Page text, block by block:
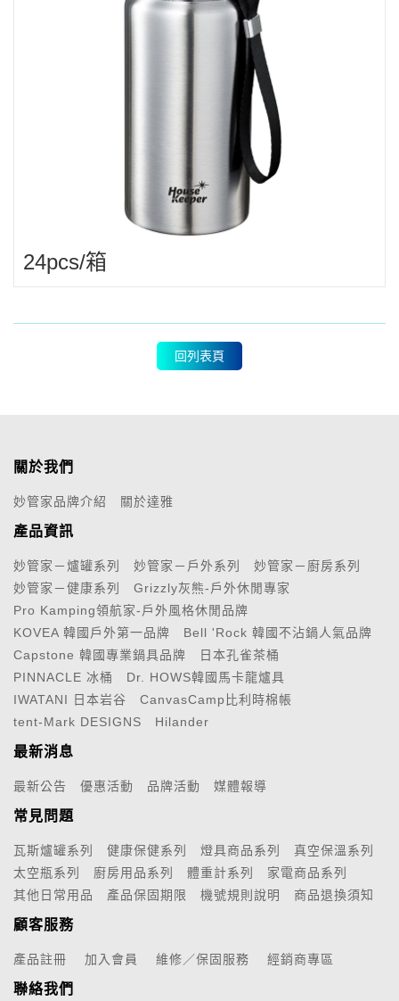
24pcs/箱
回列表頁
關於我們
妙管家品牌介紹 關於達雅
產品資訊
妙管家－爐罐系列 妙管家－戶外系列
妙管家－廚房系列
妙管家－健康系列
Grizzly灰熊-戶外休閒專家
Pro Kamping領航家-戶外風格休閒品牌
KOVEA 韓國戶外第一品牌
Bell 'Rock 韓國不沾鍋人氣品牌
Capstone 韓國專業鍋具品牌
日本孔雀茶桶
PINNACLE 冰桶
Dr. HOWS韓國馬卡龍爐具
IWATANI 日本岩谷
CanvasCamp比利時棉帳
tent-Mark DESIGNS
Hilander
最新消息
最新公告 優惠活動 品牌活動 媒體報導
常見問題
瓦斯爐罐系列 健康保健系列 燈具商品系列
真空保溫系列
太空瓶系列
廚房用品系列 體重計系列
家電商品系列
其他日常用品
產品保固期限 機號規則說明 商品退換須知
顧客服務
產品註冊 加入會員 維修／保固服務 經銷商專區
聯絡我們